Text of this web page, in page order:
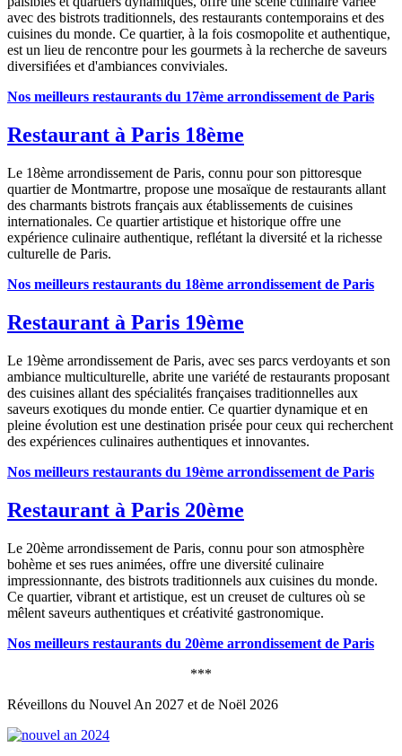
avec des bistrots traditionnels, des restaurants contemporains et des
cuisines du monde. Ce quartier, à la fois cosmopolite et authentique,
est un lieu de rencontre pour les gourmets à la recherche de saveurs
diversifiées et d'ambiances conviviales.
Nos meilleurs restaurants du 17ème arrondissement de Paris
Restaurant à Paris 18ème
Le 18ème arrondissement de Paris, connu pour son pittoresque
quartier de Montmartre, propose une mosaïque de restaurants allant
des charmants bistrots français aux établissements de cuisines
internationales. Ce quartier artistique et historique offre une
expérience culinaire authentique, reflétant la diversité et la richesse
culturelle de Paris.
Nos meilleurs restaurants du 18ème arrondissement de Paris
Restaurant à Paris 19ème
Le 19ème arrondissement de Paris, avec ses parcs verdoyants et son
ambiance multiculturelle, abrite une variété de restaurants proposant
des cuisines allant des spécialités françaises traditionnelles aux
saveurs exotiques du monde entier. Ce quartier dynamique et en
pleine évolution est une destination prisée pour ceux qui recherchent
des expériences culinaires authentiques et innovantes.
Nos meilleurs restaurants du 19ème arrondissement de Paris
Restaurant à Paris 20ème
Le 20ème arrondissement de Paris, connu pour son atmosphère
bohème et ses rues animées, offre une diversité culinaire
impressionnante, des bistrots traditionnels aux cuisines du monde.
Ce quartier, vibrant et artistique, est un creuset de cultures où se
mêlent saveurs authentiques et créativité gastronomique.
Nos meilleurs restaurants du 20ème arrondissement de Paris
***
Réveillons du Nouvel An 2027 et de Noël 2026